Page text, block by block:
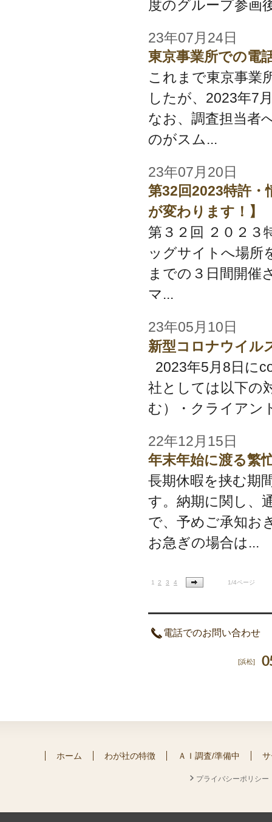
度のグループ参画
23年07月24日
東京事業所での電
これまで東京事業
したが、2023年7
なお、調査担当者
のがスム...
23年07月20日
第32回2023特許
が変わります！
第３２回 ２０２３
ッグサイトへ場所
までの３日間開催
マ...
23年05月10日
新型コロナウイル
2023年5月8日に
社としては以下の
む）・クライアン
22年12月15日
年末年始に渡る繁
長期休暇を挟む期
す。納期に関し、
で、予めご承知お
お急ぎの場合は...
1 2 3 4 1/4ページ
電話でのお問い合わせ
[浜松]
ホーム わが社の特徴 ＡＩ調査/準備中
プライバシーポリシー